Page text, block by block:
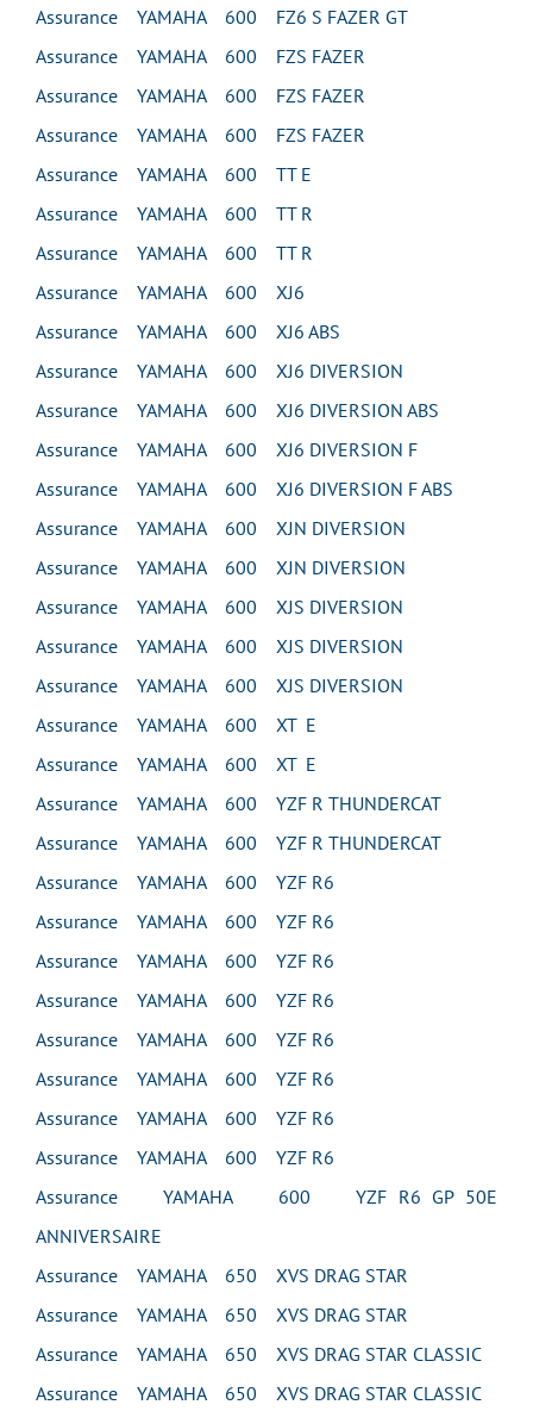
Assurance YAMAHA 600 FZ6 S FAZER GT
Assurance YAMAHA 600 FZS FAZER
Assurance YAMAHA 600 FZS FAZER
Assurance YAMAHA 600 FZS FAZER
Assurance YAMAHA 600 TT E
Assurance YAMAHA 600 TT R
Assurance YAMAHA 600 TT R
Assurance YAMAHA 600 XJ6
Assurance YAMAHA 600 XJ6 ABS
Assurance YAMAHA 600 XJ6 DIVERSION
Assurance YAMAHA 600 XJ6 DIVERSION ABS
Assurance YAMAHA 600 XJ6 DIVERSION F
Assurance YAMAHA 600 XJ6 DIVERSION F ABS
Assurance YAMAHA 600 XJN DIVERSION
Assurance YAMAHA 600 XJN DIVERSION
Assurance YAMAHA 600 XJS DIVERSION
Assurance YAMAHA 600 XJS DIVERSION
Assurance YAMAHA 600 XJS DIVERSION
Assurance YAMAHA 600 XT E
Assurance YAMAHA 600 XT E
Assurance YAMAHA 600 YZF R THUNDERCAT
Assurance YAMAHA 600 YZF R THUNDERCAT
Assurance YAMAHA 600 YZF R6
Assurance YAMAHA 600 YZF R6
Assurance YAMAHA 600 YZF R6
Assurance YAMAHA 600 YZF R6
Assurance YAMAHA 600 YZF R6
Assurance YAMAHA 600 YZF R6
Assurance YAMAHA 600 YZF R6
Assurance YAMAHA 600 YZF R6
Assurance YAMAHA 600 YZF R6 GP 50E
ANNIVERSAIRE
Assurance YAMAHA 650 XVS DRAG STAR
Assurance YAMAHA 650 XVS DRAG STAR
Assurance YAMAHA 650 XVS DRAG STAR CLASSIC
Assurance YAMAHA 650 XVS DRAG STAR CLASSIC